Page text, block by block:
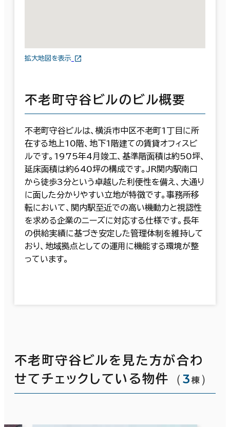
拡大地図を表示
不老町守谷ビルのビル概要
不老町守谷ビルは、横浜市中区不老町1丁目に所
在する地上10階、地下1階建ての賃貸オフィスビ
ルです。1975年4月竣工、基準階面積は約50坪、
延床面積は約640坪の構成です。JR関内駅南口
から徒歩3分という卓越した利便性を備え、大通り
に面した分かりやすい立地が特徴です。事務所移
転において、関内駅至近での高い機動力と視認性
を求める企業のニーズに対応する仕様です。長年
の供給実績に基づき安定した管理体制を維持して
おり、地域拠点としての運用に機能する環境が整
っています。
不老町守谷ビルを見た方が合わ
せてチェックしている物件
（3 棟 ）